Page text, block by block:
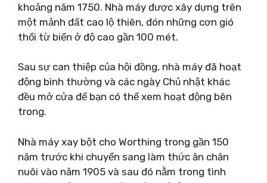
khoảng năm 1750. Nhà máy được xây dựng trên
một mảnh đất cao lộ thiên, đón những cơn gió
thổi từ biển ở độ cao gần 100 mét.
Sau sự can thiệp của hội đồng, nhà máy đã hoạt
động bình thường và các ngày Chủ nhật khác
đều mở cửa để bạn có thể xem hoạt động bên
trong.
Nhà máy xay bột cho Worthing trong gần 150
năm trước khi chuyển sang làm thức ăn chăn
nuôi vào năm 1905 và sau đó nằm trong tình